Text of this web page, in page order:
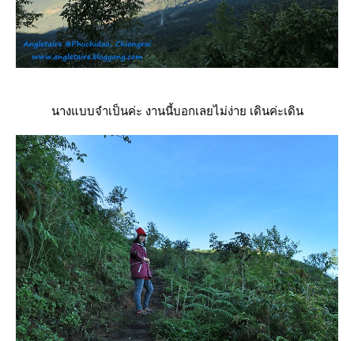
นางแบบจำเป็นค่ะ งานนี้บอกเลยไม่ง่าย เดินค่ะเดิน